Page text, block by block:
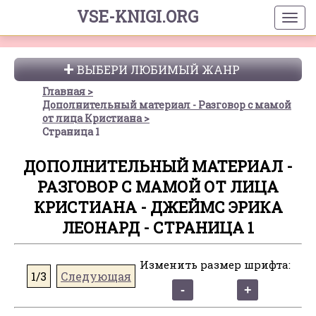
VSE-KNIGI.ORG
ВЫБЕРИ ЛЮБИМЫЙ ЖАНР
Главная
Дополнительный материал - Разговор с мамой
от лица Кристиана
Страница 1
ДОПОЛНИТЕЛЬНЫЙ МАТЕРИАЛ -
РАЗГОВОР С МАМОЙ ОТ ЛИЦА
КРИСТИАНА - ДЖЕЙМС ЭРИКА
ЛЕОНАРД - СТРАНИЦА 1
1/3 Следующая
Изменить размер шрифта: